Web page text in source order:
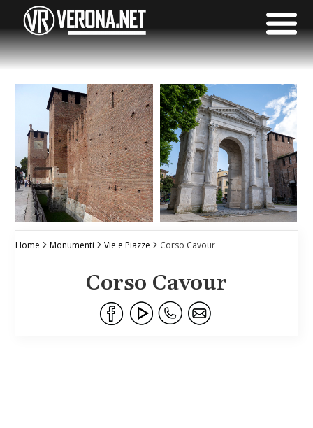
Home Monumenti Vie e Piazze Corso Cavour
Corso Cavour